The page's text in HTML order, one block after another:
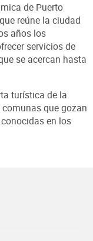
de Puerto
reúne la ciudad
años los
servicios de
se acercan hasta
turística de la
que gozan
en los